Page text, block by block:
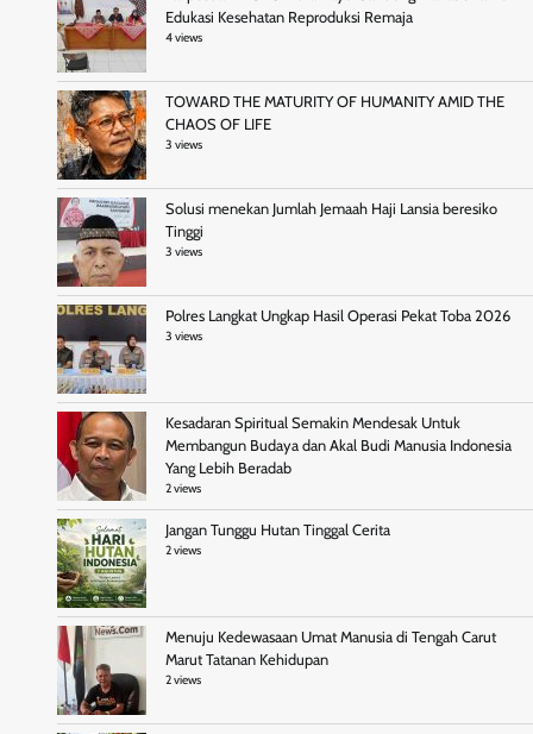
Edukasi Kesehatan Reproduksi Remaja
4 views
TOWARD THE MATURITY OF HUMANITY AMID THE
CHAOS OF LIFE
3 views
Solusi menekan Jumlah Jemaah Haji Lansia beresiko
Tinggi
3 views
Polres Langkat Ungkap Hasil Operasi Pekat Toba 2026
3 views
Kesadaran Spiritual Semakin Mendesak Untuk
Membangun Budaya dan Akal Budi Manusia Indonesia
Yang Lebih Beradab
2 views
Jangan Tunggu Hutan Tinggal Cerita
2 views
Menuju Kedewasaan Umat Manusia di Tengah Carut
Marut Tatanan Kehidupan
2 views